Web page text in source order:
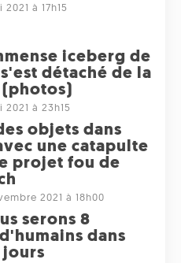
à 17h15
iceberg de
détaché de la
(photos)
2021 à 23h15
objets dans
une catapulte
projet fou de
2021 à 18h00
serons 8
dans
jours